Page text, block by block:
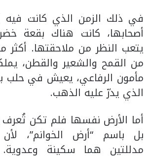
في ذلك الزمن الذي كانت فيه
أصحابها، كانت هناك بقعة
يتعب النظر من ملاحقتها. أكثر
من القمح والشعير والقطن،
مأمون الرفاعي، يعيش في حلب
الذي يدرّ عليه الذهب.
أما الأرض نفسها فلم تكن تُعرف
بل باسم “أرض الخوانم”، لأن
مدللتين هما سكينة